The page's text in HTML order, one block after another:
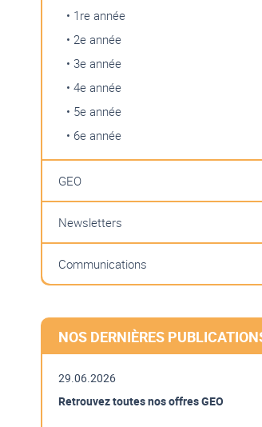
• 1re année
• 2e année
• 3e année
• 4e année
• 5e année
• 6e année
GEO
Newsletters
Communications
NOS DERNIÈRES
29.06.2026
Retrouvez toutes nos offres GEO